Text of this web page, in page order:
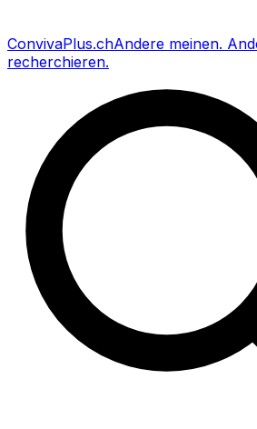
ConvivaPlus.chAndere meinen.
recherchieren.